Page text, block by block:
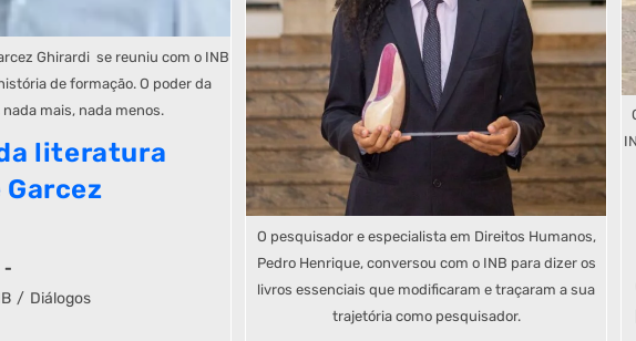
Ghirardi se reuniu com o INB
de formação. O poder da
mais, nada menos.
literatura
/ Diálogos
O pesquisador e especialista em Direitos Humanos,
Pedro Henrique, conversou com o INB para dizer os
livros essenciais que modificaram e traçaram a sua
trajetória como pesquisador.